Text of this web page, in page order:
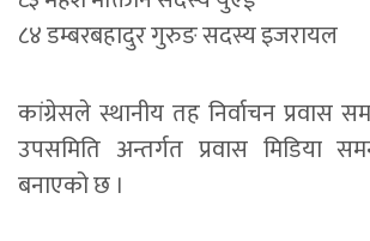
८४ डम्बरबहादुर गुरुङ सदस्य इजरायल
कांग्रेसले स्थानीय तह निर्वाचन प्रवास
उपसमिति अन्तर्गत प्रवास मिडिया
बनाएको छ ।